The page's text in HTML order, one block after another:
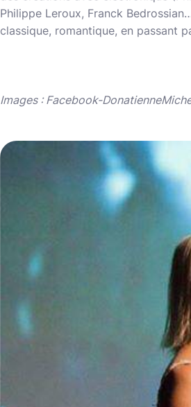
Philippe Leroux, Franck
classique, romantique, en passant
Images : Facebook-